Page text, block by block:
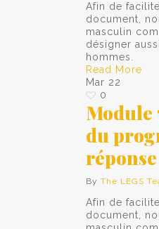
Afin de
document,
masculin
désigner
hommes.
Read More
Mar 22
0
Module
du
By The LEGS
Afin de
document,